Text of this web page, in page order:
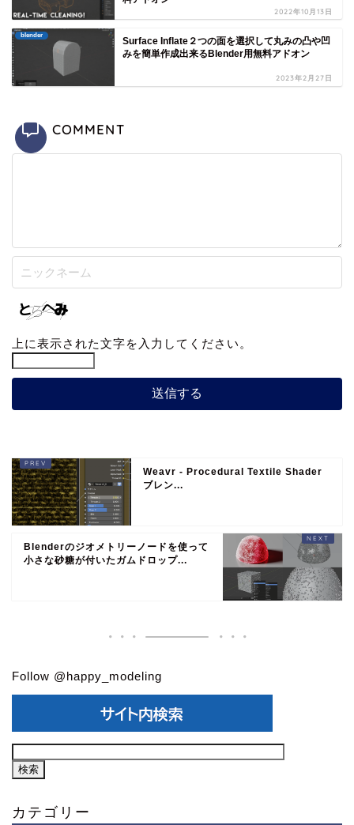
2022年10月13日
blender
Surface Inflate２つの面を選択して丸みの凸や凹
みを簡単作成出来るBlender用無料アドオン
2023年2月27日
COMMENT
上に表示された文字を入力してください。
Weavr - Procedural Textile Shader
ブレン...
Blenderのジオメトリーノードを使って
小さな砂糖が付いたガムドロップ...
Follow @happy_modeling
カテゴリー